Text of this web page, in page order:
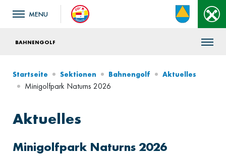
BAHNENGOLF
Startseite Sektionen Bahnengolf Aktuelles
Minigolfpark Naturns 2026
Aktuelles
Minigolfpark Naturns 2026